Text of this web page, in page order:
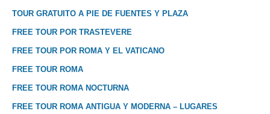
TOUR GRATUITO A PIE DE FUENTES Y PLAZA
FREE TOUR POR TRASTEVERE
FREE TOUR POR ROMA Y EL VATICANO
FREE TOUR ROMA
FREE TOUR ROMA NOCTURNA
FREE TOUR ROMA ANTIGUA Y MODERNA – LUGARES